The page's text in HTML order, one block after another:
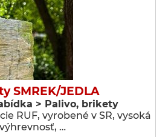
SMREK/JEDLA
> Palivo, brikety
RUF, vyrobené v SR, vysoká
výhrevnosť, …